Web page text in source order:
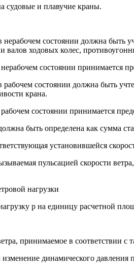
судовые и плавучие краны.
нерабочем состоянии должна быть
валов ходовых колес,
состоянии принимается
рабочем состоянии должна быть
крана.
состоянии принимается
быть определена как сумма
установившейся
пульсацией скорости
нагрузки
р на единицу расчетной
принимаемое в соответствии с
динамического давления